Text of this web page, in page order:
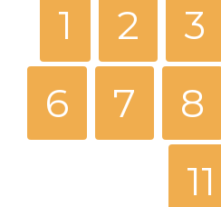
1 2 3
6
7 8
11